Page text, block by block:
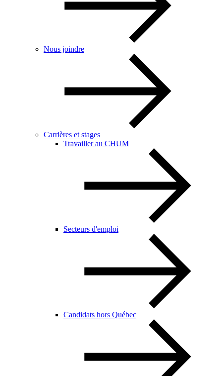
Nous joindre
Carrières et stages
Travailler au CHUM
Secteurs d'emploi
Candidats hors Québec